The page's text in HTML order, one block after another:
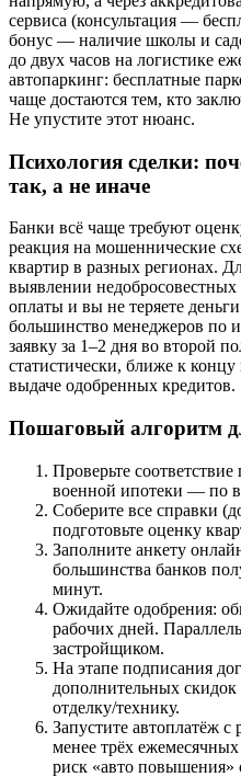
сервиса (консультация —
бонус — наличие школы и
до двух часов на логистике
автопаркинг: бесплатные
чаще достаются тем, кто
Не упустите этот нюанс.
Психология сделки:
так, а не иначе
Банки всё чаще требуют
реакция на мошеннические
квартир в разных регионах.
выявлении недобросовестных
оплаты и вы не теряете
большинство менеджеров по
заявку за 1–2 дня во второй
статистически, ближе к
выдаче одобренных кредитов.
Пошаговый алгоритм
Проверьте
военной ипотеки — по
Соберите все справки
подготовьте оценку
Заполните анкету
большинства банков
минут.
Ожидайте одобрения:
рабочих дней.
застройщиком.
На этапе подписания
дополнительных
отделку/технику.
Запустите автоплатёж
менее трёх
риск «авто повышения»